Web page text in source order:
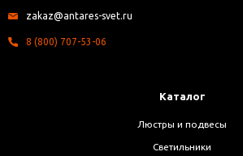
zakaz@antares-svet.ru
8 (800) 707-53-06
Каталог
Люстры и подвесы
Светильники